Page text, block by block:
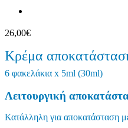
26,00€
Κρέμα
6 φακελάκια x 5ml (30ml)
Λειτουργική
Κατάλληλη για αποκατάσταση